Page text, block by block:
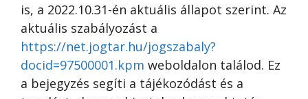
is, a 2022.10.31-én aktuális állapot szerint. Az
aktuális szabályozást a
https://net.jogtar.hu/jogszabaly?
docid=97500001.kpm weboldalon találod. Ez
a bejegyzés segíti a tájékozódást és a